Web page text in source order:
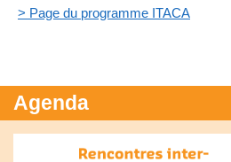
> Page du programme ITACA
Agenda